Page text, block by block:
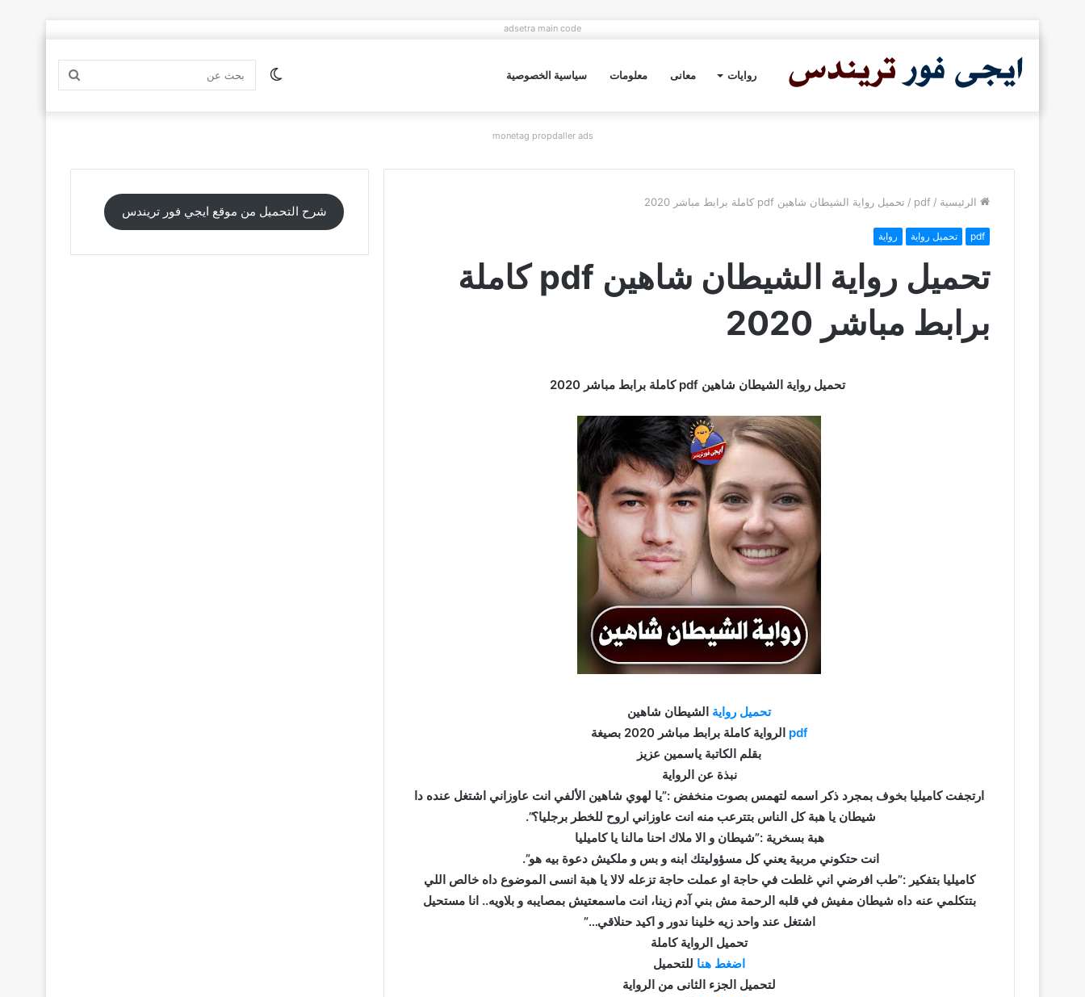
adsetra main code
روايات معانى معلومات سياسية الخصوصية بحث الوضع
monetag propdaller ads
الرئيسية /
pdf
/ تحميل رواية الشيطان شاهين pdf كاملة برابط مباشر 2020
pdf تحميل رواية رواية
تحميل رواية الشيطان شاهين pdf كاملة
برابط مباشر 2020
تحميل رواية الشيطان شاهين pdf كاملة برابط مباشر 2020
تحميل رواية الشيطان شاهين
pdf الرواية كاملة برابط مباشر 2020 بصيغة
بقلم الكاتبة ياسمين عزيز
نبذة عن الرواية
ارتجفت كاميليا بخوف بمجرد ذكر اسمه لتهمس بصوت منخفض :”يا لهوي شاهين الألفي انت عاوزاني اشتغل عنده دا
شيطان يا هبة كل الناس بتترعب منه انت عاوزاني اروح للخطر برجليا؟”.
هبة بسخرية :”شيطان و الا ملاك احنا مالنا يا كاميليا
انت حتكوني مربية يعني كل مسؤوليتك ابنه و بس و ملكيش دعوة بيه هو”.
كاميليا بتفكير :”طب افرضي اني غلطت في حاجة او عملت حاجة تزعله لالا يا هبة انسى الموضوع داه خالص اللي
بتتكلمي عنه داه شيطان مفيش في قلبه الرحمة مش بني آدم زينا، انت ماسمعتيش بمصايبه و بلاويه.. انا مستحيل
اشتغل عند واحد زيه خلينا ندور و اكيد حنلاقي…”
تحميل الرواية كاملة
اضغط هنا للتحميل
لتحميل الجزء الثانى من الرواية
شرح التحميل من موقع ايجي فور تريندس